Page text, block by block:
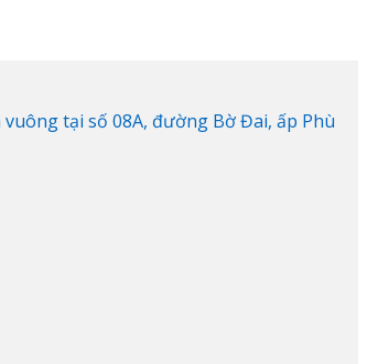
tại số 08A, đường Bờ Đai, ấp Phù